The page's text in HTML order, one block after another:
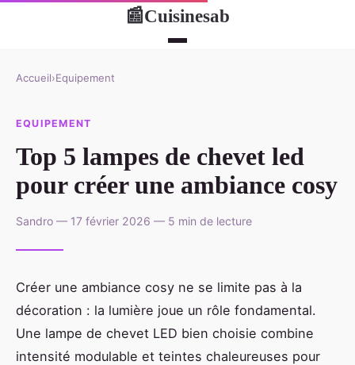
📰Cuisinesab
Accueil›Equipement
EQUIPEMENT
Top 5 lampes de chevet led
pour créer une ambiance cosy
Sandro — 17 février 2026 — 5 min de lecture
Créer une ambiance cosy ne se limite pas à la
décoration : la lumière joue un rôle fondamental.
Une lampe de chevet LED bien choisie combine
intensité modulable et teintes chaleureuses pour